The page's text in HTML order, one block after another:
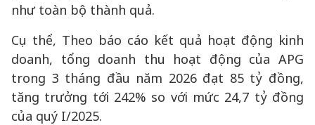
như toàn bộ thành quả.
Cụ thể, Theo báo cáo kết quả hoạt động kinh
doanh, tổng doanh thu hoạt động của APG
trong 3 tháng đầu năm 2026 đạt 85 tỷ đồng,
tăng trưởng tới 242% so với mức 24,7 tỷ đồng
của quý I/2025.